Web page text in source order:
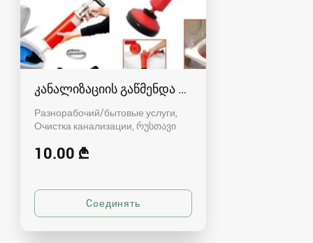
კანალიზაციის გაწმენდა რუსთავში - 591004680
Разнорабочий/бытовые услуги,
Очистка канализации რუსთავი
10.00 ₾